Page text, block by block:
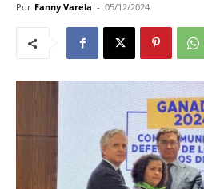
Por Fanny Varela - 05/12/2024